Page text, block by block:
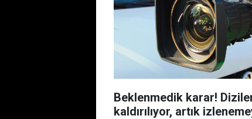
Beklenmedik karar!
kaldırılıyor, artık